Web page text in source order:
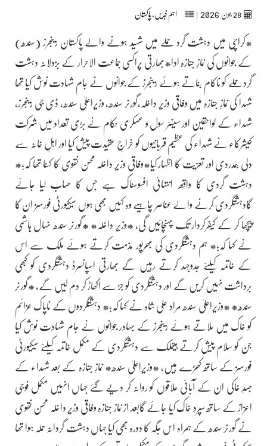
28جون‬‮ | اہم خبریں,پاکستان
*کراچی میں دہشت گرد حملے میں شہید ہونے والے پاکستان رینجرز (سندھ)
کے جوانوں کی نمازِ جنازہ ادا*بھارتی پراکسی جماعت الاحرار کے بزدلانہ دہشت
گرد حملے کو ناکام بناتے ہوئے رینجرز کے جوانوں نے جام شہادت نوش کیا تھا
شہدا کی نمازِ جنازہ میں وفاقی وزیر داخلہ،گورنر سندھ، وزیراعلیٰ سندھ، ڈی جی رینجرز،
شہداء کے لواحقین اور سینئر سول و عسکری حکام نے بڑی تعداد میں شرکت
کیشرکاء نے شہداء کی عظیم قربانیوں کو خراجِ عقیدت پیش کیا اور اہلِ خانہ سے
دلی ہمدردی اور تعزیت کا اظہار کیا*وفاقی وزیر داخلہ محسن نقوی کا کہنا تھا کہ؛*
دہشت گردی کا واقعہ انتہائی افسوسناک ہے جس کا حساب لیا جائے
گادہشتگردی کرنے والے عناصر چاہیے وہ کہیں بھی ہوں سیکیورٹی فورسز ان کا
پیچھا کر کے کیفرکردار تک پہنچائیں گی، *وزیر داخلہ* *گورنر سندھ نہال ہاشمی
نے کہا کہ؛* ہم دہشتگردی کی بھرپور مذمت کرتے ہوئے ملک سے اس
کے خاتمہ کیلئے جدوجہد کرتے رہیں گے بھارتی اسپانسرڈ دہشتگردی کو کبھی
برداشت نہیں کریں گے اور دہشتگردی کو جڑ سے اکھاڑ کر دم لیں گے، *گورنر
سندھ* *وزیراعلیٰ سندھ مراد علی شاہ نے کہا کہ؛* دہشتگردوں کے ناپاک عزائم
کو خاک میں ملاتے ہوئے رینجرز کے بہادر جوانوں نے جام شہادت نوش کیا
جن کو سلام پیش کرتے ہیںملک سے دہشتگردی کے مکمل خاتمہ کیلئے سیکیورٹی
فورسز کے ساتھ کھڑے ہیں، *وزیراعلیٰ سندھ* نمازِ جنازہ کے بعد شہداء کے
جسدِ خاکی ان کے آبائی علاقوں کو روانہ کر دیے گئے جہاں انہیں مکمل فوجی
اعزاز کے ساتھ سپردِ خاک کیا جائے گابعد از نماز جنازہ وفاقی وزیر داخلہ محسن نقوی
نے گورنر سندھ کے ہمراہ اس جگہ کا دورہ بھی کیا جہاں دہشت گردانہ حملہ ہوا تھا